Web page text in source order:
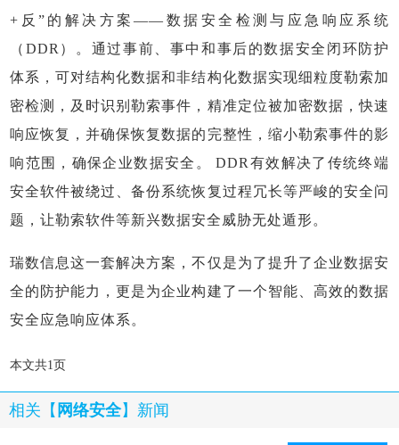
+反”的解决方案——数据安全检测与应急响应系统
（DDR）。通过事前、事中和事后的数据安全闭环防护
体系，可对结构化数据和非结构化数据实现细粒度勒索加
密检测，及时识别勒索事件，精准定位被加密数据，快速
响应恢复，并确保恢复数据的完整性，缩小勒索事件的影
响范围，确保企业数据安全。 DDR有效解决了传统终端
安全软件被绕过、备份系统恢复过程冗长等严峻的安全问
题，让勒索软件等新兴数据安全威胁无处遁形。
瑞数信息这一套解决方案，不仅是为了提升了企业数据安
全的防护能力，更是为企业构建了一个智能、高效的数据
安全应急响应体系。
本文共1页
相关【 网络安全】新闻